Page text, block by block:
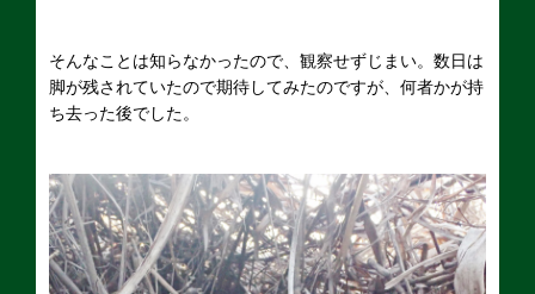
そんなことは知らなかったので、観察せずじまい。数日は
脚が残されていたので期待してみたのですが、何者かが持
ち去った後でした。